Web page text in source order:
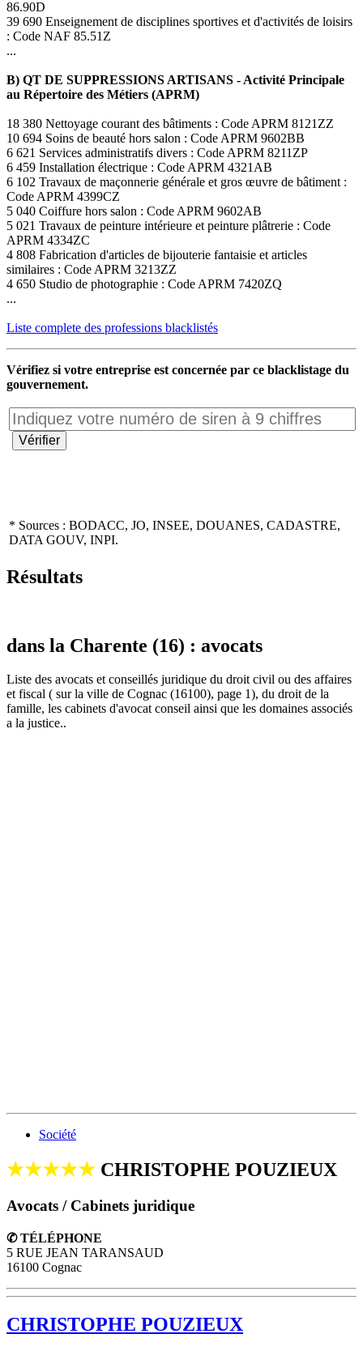
86.90D
39 690 Enseignement de disciplines sportives et d'activités de loisirs
: Code NAF 85.51Z
...
B) QT DE SUPPRESSIONS ARTISANS - Activité Principale
au Répertoire des Métiers (APRM)
18 380 Nettoyage courant des bâtiments : Code APRM 8121ZZ
10 694 Soins de beauté hors salon : Code APRM 9602BB
6 621 Services administratifs divers : Code APRM 8211ZP
6 459 Installation électrique : Code APRM 4321AB
6 102 Travaux de maçonnerie générale et gros œuvre de bâtiment :
Code APRM 4399CZ
5 040 Coiffure hors salon : Code APRM 9602AB
5 021 Travaux de peinture intérieure et peinture plâtrerie : Code
APRM 4334ZC
4 808 Fabrication d'articles de bijouterie fantaisie et articles
similaires : Code APRM 3213ZZ
4 650 Studio de photographie : Code APRM 7420ZQ
...
Liste complete des professions blacklistés
Vérifiez si votre entreprise est concernée par ce blacklistage du
gouvernement.
* Sources : BODACC, JO, INSEE, DOUANES, CADASTRE,
DATA GOUV, INPI.
Résultats
dans la Charente (16) : avocats
Liste des avocats et conseillés juridique du droit civil ou des affaires
et fiscal ( sur la ville de Cognac (16100), page 1), du droit de la
famille, les cabinets d'avocat conseil ainsi que les domaines associés
a la justice..
Société
★★★★★ CHRISTOPHE POUZIEUX
Avocats / Cabinets juridique
✆ TÉLÉPHONE
5 RUE JEAN TARANSAUD
16100 Cognac
CHRISTOPHE POUZIEUX